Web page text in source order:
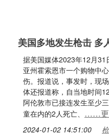
美国多地发生枪击 多
据美国媒体2023年12月
亚州霍索恩市一个购物中
伤。报道说，事发时，现
体还报道称，自当地时间
阿伦敦市已接连发生至少
童在内的2人死亡、 ……更
2024-01-02 14:51:00